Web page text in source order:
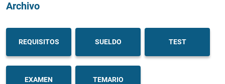
Archivo
REQUISITOS SUELDO TEST
EXAMEN TEMARIO